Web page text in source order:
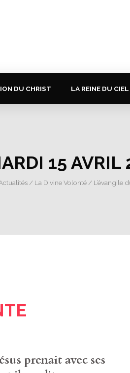
DU CHRIST LA REINE DU CIEL
15 AVRIL
/ La Divine Volonté / L’évangile
prenait avec ses